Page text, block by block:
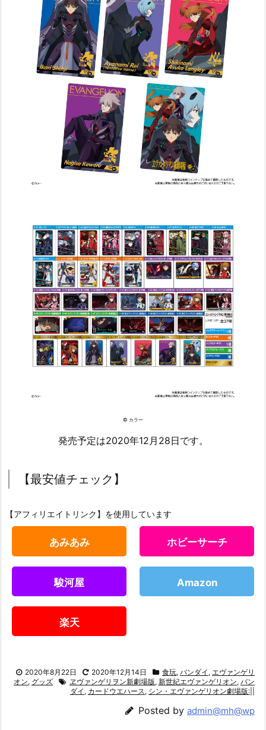
© カラー
発売予定は2020年12月28日です。
【最安値チェック】
【アフィリエイトリンク】を使用しています
あみあみ ホビーサーチ
駿河屋 Amazon
楽天
2020年8月22日 2020年12月14日 食玩, バンダイ , エヴァンゲリ
オン, グッズ ヱヴァンゲリヲン新劇場版, 新世紀エヴァンゲリオン, バン
ダイ , カードウエハース , シン・エヴァンゲリオン劇場版:||
Posted by admin@mh@wp